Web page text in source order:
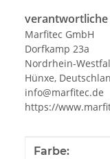
verantwortliche
Marfitec GmbH
Dorfkamp 23a
Nordrhein-
Hünxe,
info@marfitec.de
https://
Wert
Farbe: